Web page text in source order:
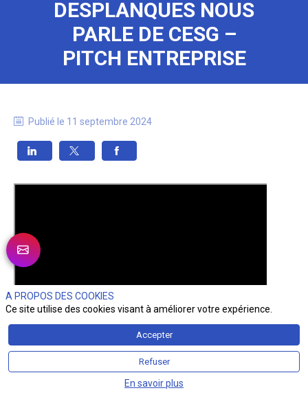
DESPLANQUES NOUS
PARLE DE CESG –
PITCH ENTREPRISE
Publié le 11 septembre 2024
A PROPOS DES COOKIES
Ce site utilise des cookies visant à améliorer votre expérience.
Accepter
Refuser
En savoir plus